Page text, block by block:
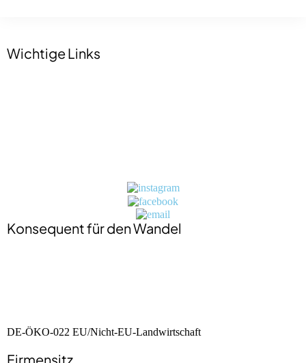
Wichtige Links
Konsequent für den Wandel
DE-ÖKO-022 EU/Nicht-EU-Landwirtschaft